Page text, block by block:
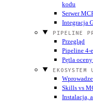
kodu
Serwer
Integracja
PIPELINE
Przegląd
Pipeline 4-
Pętla
EKOSYSTEM
Skills vs
Instalacja,